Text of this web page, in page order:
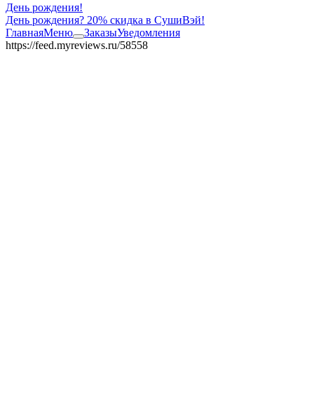
День рождения!
День рождения? 20% скидка в СушиВэй!
ГлавнаяМеню ЗаказыУведомления
https://feed.myreviews.ru/58558